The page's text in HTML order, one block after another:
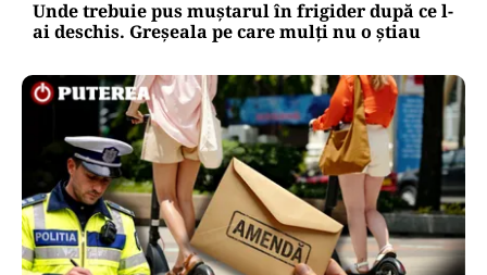
Unde trebuie pus muștarul în frigider după ce l-
ai deschis. Greșeala pe care mulți nu o știau